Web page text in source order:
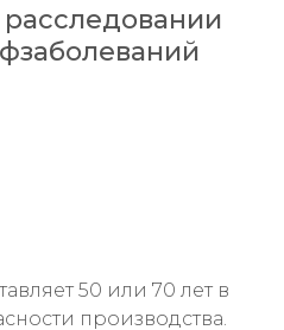
50 или 70 лет в
производства.